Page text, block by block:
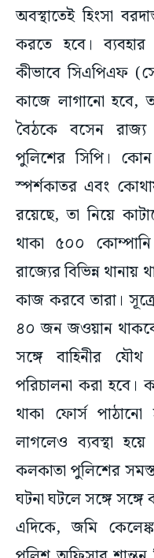
করতে হবে। ব্যবহার
কীভাবে সিএপিএফ
কাজে লাগানো হবে,
বৈঠকে বসেন
পুলিশের সিপি।
স্পর্শকাতর এবং
রয়েছে, তা নিয়ে
থাকা ৫০০ কোম্পানি
রাজ্যের বিভিন্ন
কাজ করবে তারা।
৪০ জন জওয়ান
সঙ্গে বাহিনীর
পরিচালনা করা হবে।
থাকা ফোর্স পাঠানো
লাগলেও ব্যবস্থা
কলকাতা পুলিশের
ঘটনা ঘটলে সঙ্গে সঙ্গে
এদিকে, জমি
পুলিশ অফিসার শান্তনু